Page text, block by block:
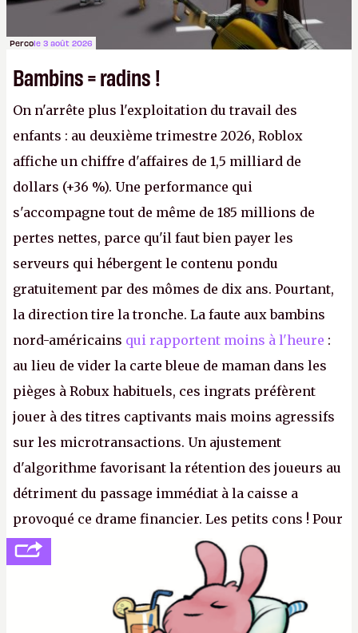
Percole 3 août 2026
Bambins = radins !
On n'arrête plus l'exploitation du travail des
enfants : au deuxième trimestre 2026, Roblox
affiche un chiffre d'affaires de 1,5 milliard de
dollars (+36 %). Une performance qui
s'accompagne tout de même de 185 millions de
pertes nettes, parce qu'il faut bien payer les
serveurs qui hébergent le contenu pondu
gratuitement par des mômes de dix ans. Pourtant,
la direction tire la tronche. La faute aux bambins
nord-américains qui rapportent moins à l'heure :
au lieu de vider la carte bleue de maman dans les
pièges à Robux habituels, ces ingrats préfèrent
jouer à des titres captivants mais moins agressifs
sur les microtransactions. Un ajustement
d'algorithme favorisant la rétention des joueurs au
détriment du passage immédiat à la caisse a
provoqué ce drame financier. Les petits cons ! Pour
se consoler, le PDG David Baszucki peut compter
sur le déblocage du jeu en Russie et l'explosion des
joueurs majeurs (+32 %). L'avenir appartient donc
aux adultes, qui ne sont jamais que des enfants